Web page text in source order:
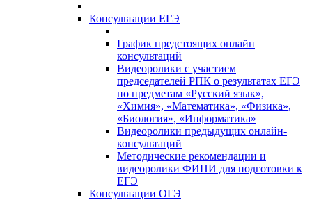
Консультации ЕГЭ
График предстоящих онлайн
консультаций
Видеоролики с участием
председателей РПК о результатах ЕГЭ
по предметам «Русский язык»,
«Химия», «Математика», «Физика»,
«Биология», «Информатика»
Видеоролики предыдущих онлайн-
консультаций
Методические рекомендации и
видеоролики ФИПИ для подготовки к
ЕГЭ
Консультации ОГЭ